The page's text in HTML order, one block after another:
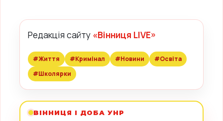
Редакція сайту «Вінниця LIVE»
#Життя #Кримінал #Новини
#Освіта
#Школярки
ВІННИЦЯ І ДОБА УНР